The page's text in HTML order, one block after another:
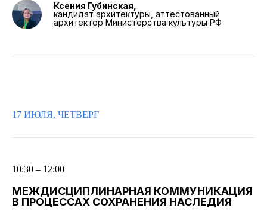
Ксения Губинская,
кандидат архитектуры, аттестованный
архитектор Министерства культуры РФ
17 ИЮЛЯ, ЧЕТВЕРГ
10:30 – 12:00
МЕЖДИСЦИПЛИНАРНАЯ КОММУНИКАЦИЯ
В ПРОЦЕССАХ СОХРАНЕНИЯ НАСЛЕДИЯ